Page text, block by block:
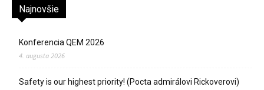
Najnovšie
Konferencia QEM 2026
4. augusta 2026
Safety is our highest priority! (Pocta admirálovi Rickoverovi)